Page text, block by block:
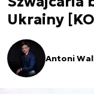
Ukrainy
Antoni